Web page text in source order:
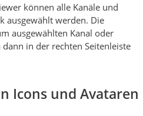
können alle Kanäle und
ausgewählt werden. Die
ausgewählten Kanal oder
in der rechten Seitenleiste
Icons und Avataren